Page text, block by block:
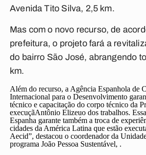
Avenida Tito Silva, 2,5 km.
Mas com o novo recurso, de
prefeitura, o projeto fará a
do bairro São José, abrangendo
km.
Além do recurso, a Agência Espanhola de
Internacional para o Desenvolvimento
técnico e capacitação do corpo técnico da
execuçãAntônio Elizeuo dos trabalhos.
Espanha garante também a troca de
cidades da América Latina que estão
Aecid”, destacou o coordenador da
programa João Pessoa Sustentável, .